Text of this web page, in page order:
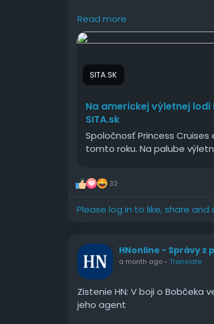
#americkej
Read more
SITA.SK
Na americkej výletnej
SITA.sk
Spoločnosť Princess
tomto roku. Na palube
32
Please log in to like, share
HNonline - Správy
a month ago- Translate
Zistenie HN: V boji o Bobčeka
jeho agent